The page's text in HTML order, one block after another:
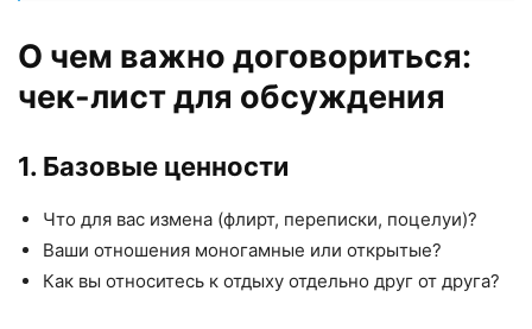
О чем важно договориться:
чек-лист для обсуждения
1. Базовые ценности
Что для вас измена (флирт, переписки, поцелуи)?
Ваши отношения моногамные или открытые?
Как вы относитесь к отдыху отдельно друг от друга?